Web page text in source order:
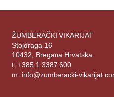
ŽUMBERAČKI VIKARIJAT
Stojdraga 16
10432, Bregana Hrvatska
t: +385 1 3387 600
m: info@zumberacki-